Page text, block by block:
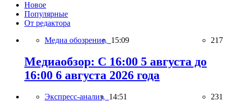
Новое
Популярные
От редактора
Медиа обозрение, 15:09 217
Медиаобзор: С 16:00 5 августа до
16:00 6 августа 2026 года
Экспресс-анализ, 14:51 231